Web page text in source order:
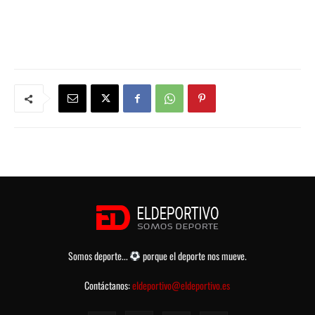
Somos deporte...
porque el deporte nos mueve.
Contáctanos:eldeportivo@eldeportivo.es